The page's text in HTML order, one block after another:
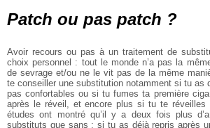
Patch ou pas patch ?
Avoir recours ou pas à un traitement de
choix personnel : tout le monde n’a pas la
de sevrage et/ou ne le vit pas de la même
te conseiller une substitution notamment si tu as
pas confortables ou si tu fumes ta première
après le réveil, et encore plus si tu te réveilles
études ont montré qu’il y a deux fois plus
substituts que sans ; si tu as déjà repris après